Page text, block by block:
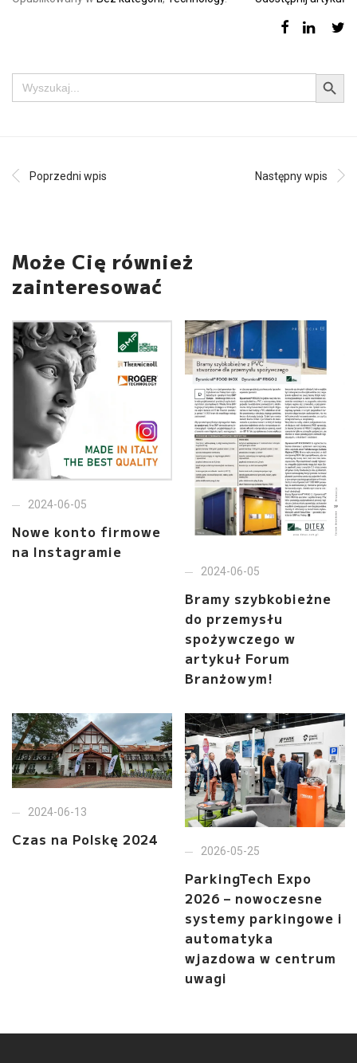
Search
for:
Search Button
Poprzedni wpis Następny wpis
Może Cię również
zainteresować
2024-06-05
Nowe konto firmowe
na Instagramie
2024-06-05
Bramy szybkobieżne
do przemysłu
spożywczego w
artykuł Forum
Branżowym!
2024-06-13
Czas na Polskę 2024
2026-05-25
ParkingTech Expo
2026 – nowoczesne
systemy parkingowe i
automatyka
wjazdowa w centrum
uwagi